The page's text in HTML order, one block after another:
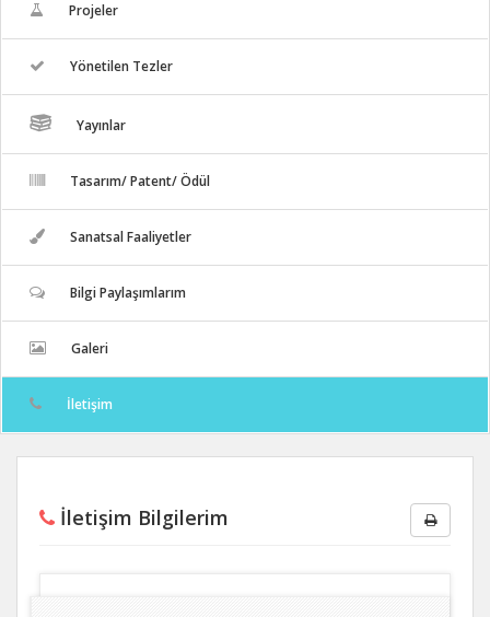
Projeler
Yönetilen Tezler
Yayınlar
Tasarım/ Patent/ Ödül
Sanatsal Faaliyetler
Bilgi Paylaşımlarım
Galeri
İletişim
İletişim Bilgilerim